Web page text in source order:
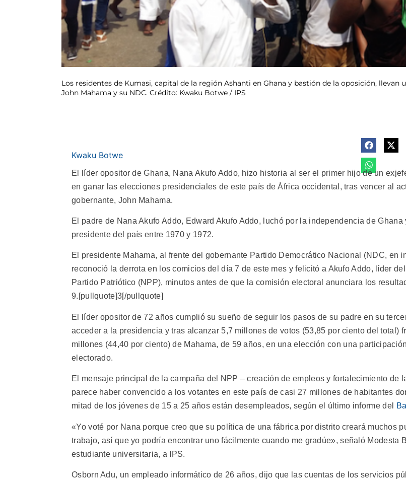
Los residentes de Kumasi, capital de la región Ashanti en Ghana y bastión de la oposición,
John Mahama y su NDC. Crédito: Kwaku Botwe / IPS
Kwaku Botwe
El líder opositor de Ghana, Nana Akufo Addo, hizo historia al ser el primer hijo de un
en ganar las elecciones presidenciales de este país de África occidental, tras vencer al
gobernante, John Mahama.
El padre de Nana Akufo Addo, Edward Akufo Addo, luchó por la independencia de Ghana
presidente del país entre 1970 y 1972.
El presidente Mahama, al frente del gobernante Partido Democrático Nacional (NDC, en
reconoció la derrota en los comicios del día 7 de este mes y felicitó a Akufo Addo, líder
Partido Patriótico (NPP), minutos antes de que la comisión electoral anunciara los
9.[pullquote]3[/pullquote]
El líder opositor de 72 años cumplió su sueño de seguir los pasos de su padre en su
acceder a la presidencia y tras alcanzar 5,7 millones de votos (53,85 por ciento del total)
millones (44,40 por ciento) de Mahama, de 59 años, en una elección con una
electorado.
El mensaje principal de la campaña del NPP – creación de empleos y fortalecimiento de
parece haber convencido a los votantes en este país de casi 27 millones de habitantes
mitad de los jóvenes de 15 a 25 años están desempleados, según el último informe del
«Yo voté por Nana porque creo que su política de una fábrica por distrito creará muchos
trabajo, así que yo podría encontrar uno fácilmente cuando me gradúe», señaló Modesta
estudiante universitaria, a IPS.
Osborn Adu, un empleado informático de 26 años, dijo que las cuentas de los servicios